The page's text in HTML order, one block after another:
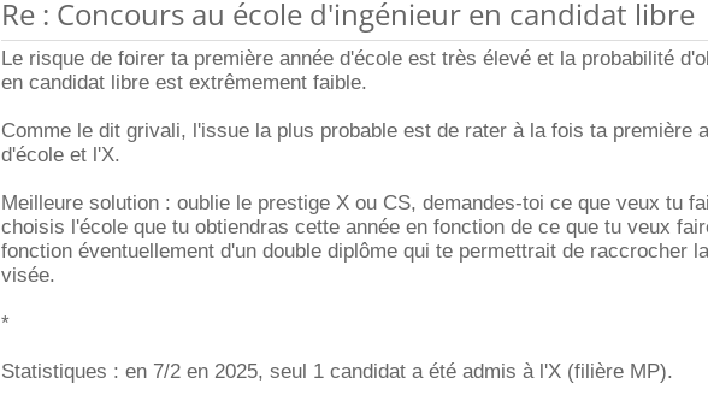
Re : Concours au école d'ingénieur en candidat libre
Le risque de foirer ta première année d'école est très élevé et la probabilité
en candidat libre est extrêmement faible.
Comme le dit grivali, l'issue la plus probable est de rater à la fois ta première
d'école et l'X.
Meilleure solution : oublie le prestige X ou CS, demandes-toi ce que veux tu
choisis l'école que tu obtiendras cette année en fonction de ce que tu veux
fonction éventuellement d'un double diplôme qui te permettrait de raccrocher
visée.
*
Statistiques : en 7/2 en 2025, seul 1 candidat a été admis à l'X (filière MP).